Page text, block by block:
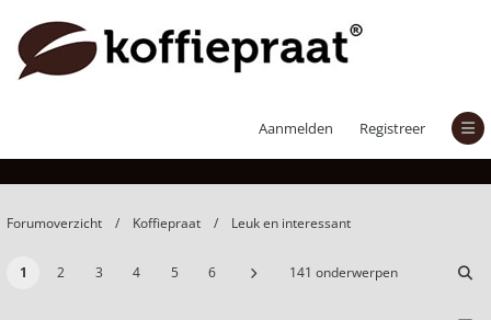
Aanmelden Registreer
Forumoverzicht Koffiepraat Leuk en interessant
1 2 3 4 5 6 141 onderwerpen